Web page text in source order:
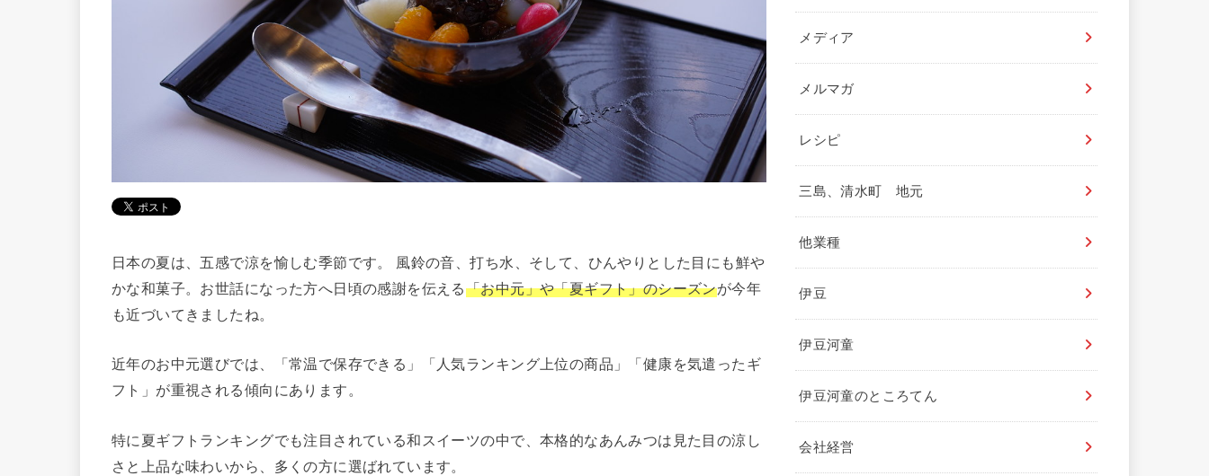
日本の夏は、五感で涼を愉しむ季節です。 風鈴の音、打ち水、そして、ひんやりとした目にも鮮や
かな和菓子。お世話になった方へ日頃の感謝を伝える「お中元」や「夏ギフト」のシーズンが今年
も近づいてきましたね。
近年のお中元選びでは、「常温で保存できる」「人気ランキング上位の商品」「健康を気遣ったギ
フト」が重視される傾向にあります。
特に夏ギフトランキングでも注目されている和スイーツの中で、本格的なあんみつは見た目の涼し
さと上品な味わいから、多くの方に選ばれています。
メディア
メルマガ
レシピ
三島、清水町 地元
他業種
伊豆
伊豆河童
伊豆河童のところてん
会社経営